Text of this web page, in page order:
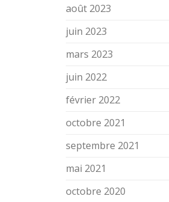
août 2023
juin 2023
mars 2023
juin 2022
février 2022
octobre 2021
septembre 2021
mai 2021
octobre 2020